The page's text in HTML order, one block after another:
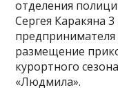
отделения
Сергея Каракяна
предпринимателя
размещение
курортного
«Людмила».